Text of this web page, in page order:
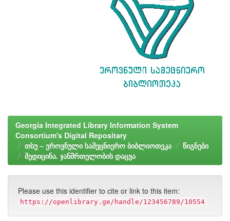
Georgia Integrated Library Information System
Consortium's Digital Repositary
თსუ – ეროვნული სამეცნიერო ბიბლიოთეკა
წიგნები
მედიცინა. ჯანმრთელობის დაცვა
Please use this identifier to cite or link to this item:
https://openlibrary.ge/handle/123456789/10554